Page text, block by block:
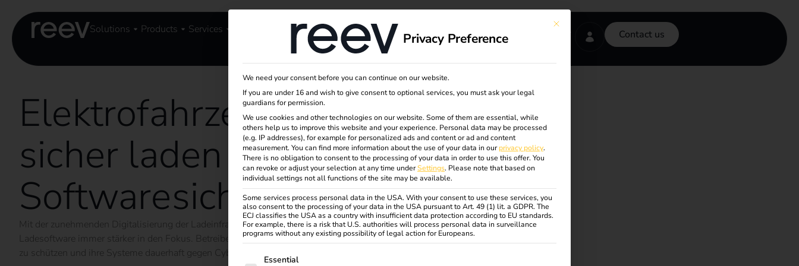
Solutions Products Services About us Contact us
Elektrofahrzeuge
sicher laden (2/2):
Softwaresicherheit
Mit der zunehmenden Digitalisierung der Ladeinfrastruktur rückt die Sicherheit von
Ladesoftware immer stärker in den Fokus. Betreiber stehen vor der Aufgabe, sensible Daten
zu schützen und ihre Systeme dauerhaft gegen Cyberrisiken abzusichern.
This button closes the dialog. Its functionality is identical to the Accept
Privacy Preference
We need your consent before you can continue on our website.
If you are under 16 and wish to give consent to optional services, you must ask your legal
guardians for permission.
We use cookies and other technologies on our website. Some of them are essential, while
others help us to improve this website and your experience. Personal data may be processed
(e.g. IP addresses), for example for personalized ads and content or ad and content
measurement. You can find more information about the use of your data in ourprivacy policy.
There is no obligation to consent to the processing of your data in order to use this offer. You
can revoke or adjust your selection at any time underSettings. Please note that based on
individual settings not all functions of the site may be available.
Some services process personal data in the USA. With your consent to use these services, you
also consent to the processing of your data in the USA pursuant to Art. 49 (1) lit. a GDPR. The
ECJ classifies the USA as a country with insufficient data protection according to EU standards.
For example, there is a risk that U.S. authorities will process personal data in surveillance
programs without any existing possibility of legal action for Europeans.
The following is a list of service groups for which consent can be given. The first service group is essential and cannot be
Essential